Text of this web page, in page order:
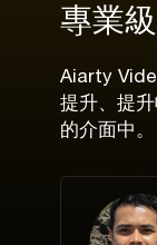
專業
Aiarty
提升、提
的介面中。